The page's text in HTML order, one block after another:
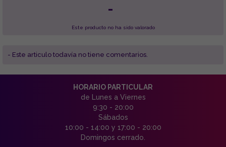
-
Este producto no ha sido valorado
- Este articulo todavía no tiene comentarios.
HORARIO PARTICULAR
de Lunes a Viernes
9:30 - 20:00
Sábados
10:00 - 14:00 y 17:00 - 20:00
Domingos cerrado.